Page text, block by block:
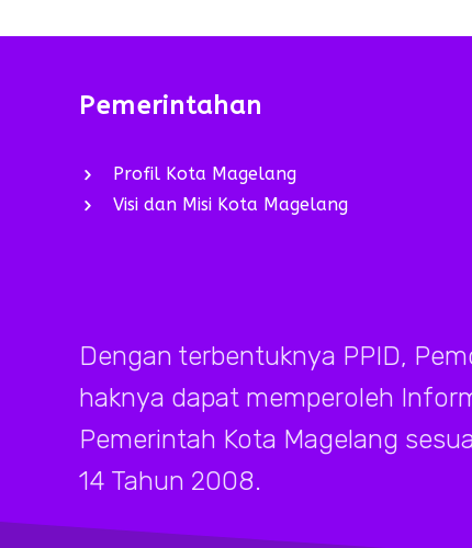
Pemerintahan
Profil Kota Magelang
Visi dan Misi Kota Magelang
Dengan terbentuknya PPID,
haknya dapat memperoleh
Pemerintah Kota Magelang
14 Tahun 2008.